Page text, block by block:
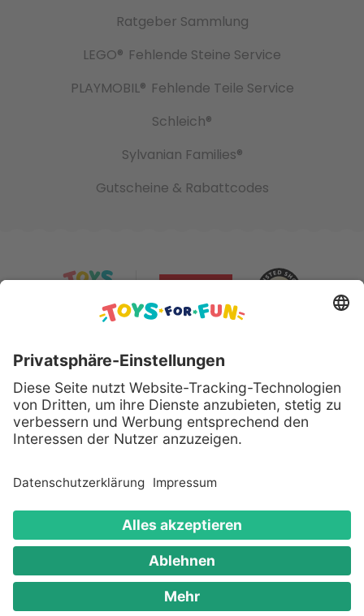
Ratgeber Sammlung
LEGO® Fehlende Steine Service
PLAYMOBIL® Fehlende Teile Service
Schleich®
Sylvanian Families®
Gutscheine & Rabattcodes
Sicher bezahlen mit:
Alle genannten Produkte und Logos sind eingetragene
Warenzeichen der jeweiligen Hersteller.
Copyright © 2008 - 2026 Toys for Fun GmbH - Alle
Rechte vorbehalten